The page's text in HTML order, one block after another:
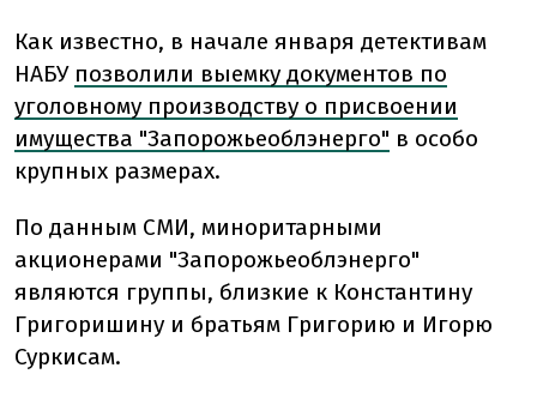
Как известно, в начале января детективам
НАБУ позволили выемку документов по
уголовному производству о присвоении
имущества "Запорожьеоблэнерго" в особо
крупных размерах.
По данным СМИ, миноритарными
акционерами "Запорожьеоблэнерго"
являются группы, близкие к Константину
Григоришину и братьям Григорию и Игорю
Суркисам.